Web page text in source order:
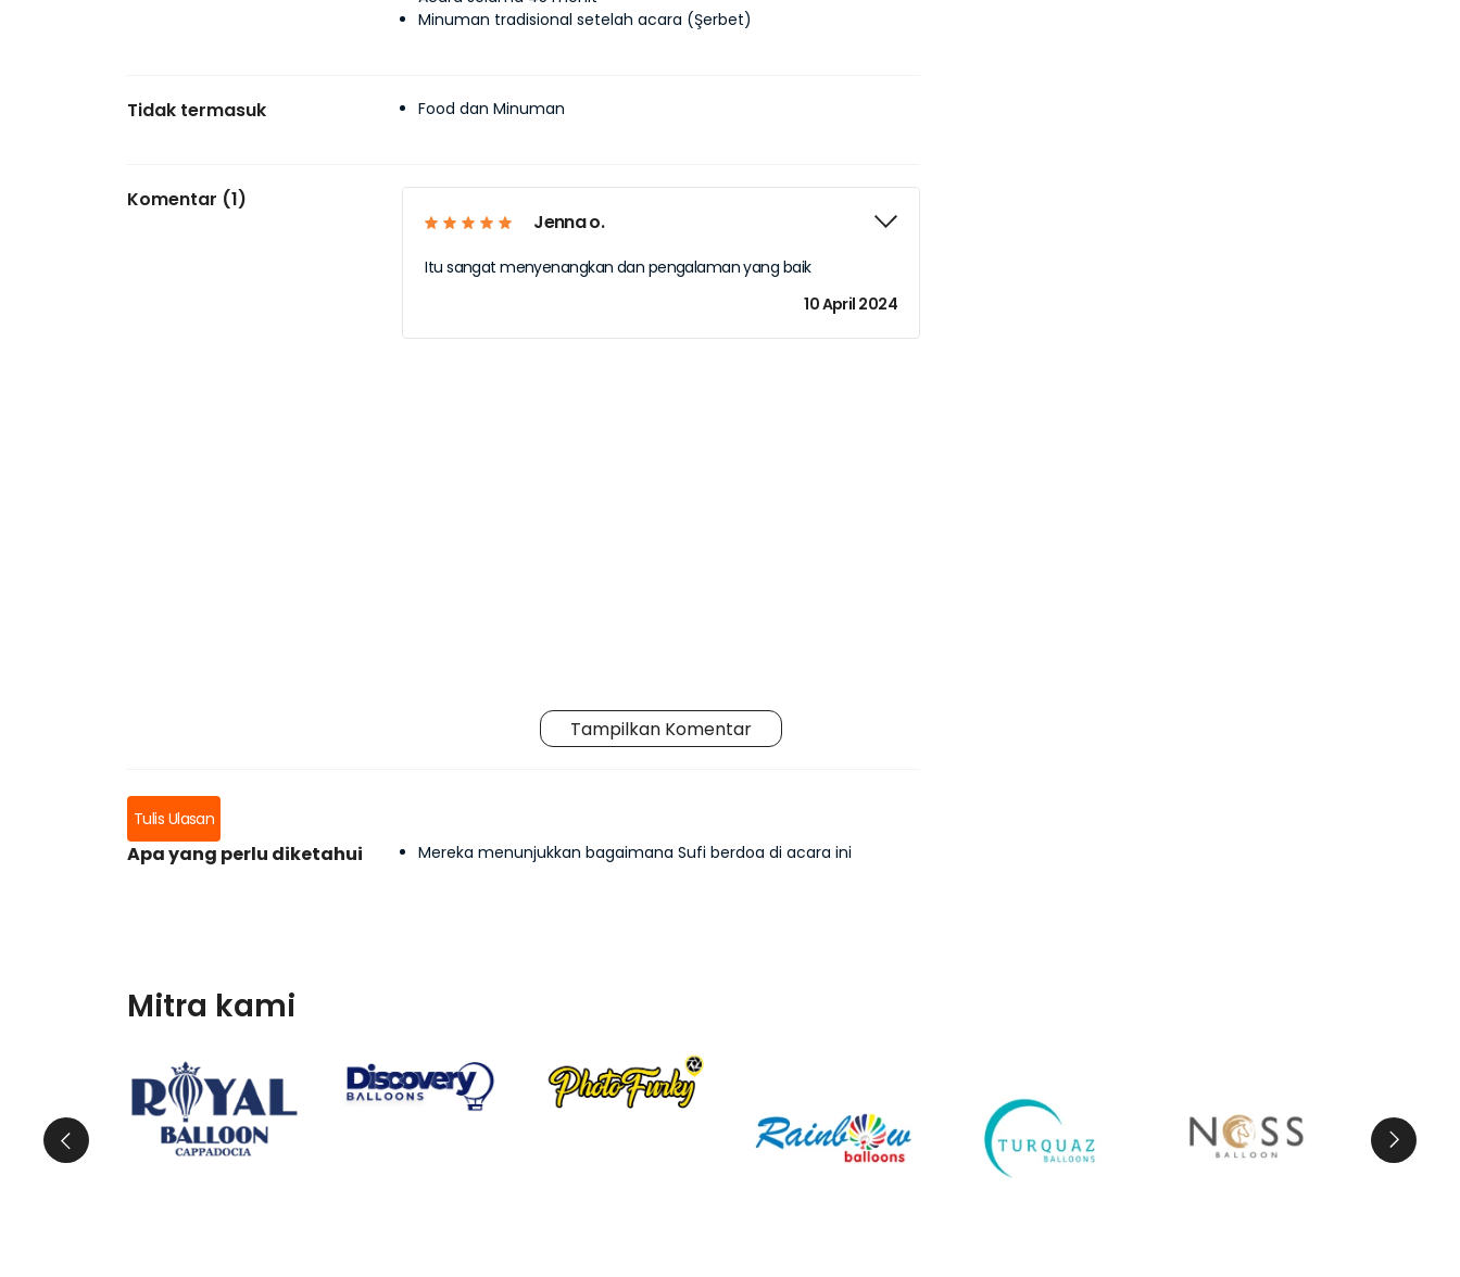
Minuman tradisional setelah acara (Şerbet)
Tidak termasuk Food dan Minuman
Komentar (1)
Jenna o.
Itu sangat menyenangkan dan pengalaman yang baik
10 April 2024
Tampilkan Komentar
Tulis Ulasan
Apa yang perlu diketahui Mereka menunjukkan bagaimana Sufi berdoa di acara ini
Mitra kami